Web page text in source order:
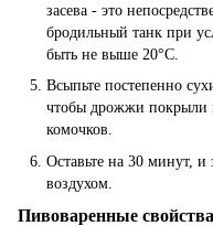
засева - это
бродильный танк при
быть не выше 20°C.
Всыпьте постепенно
чтобы дрожжи покрыли
комочков.
Оставьте на 30 минут, и
воздухом.
Пивоваренные